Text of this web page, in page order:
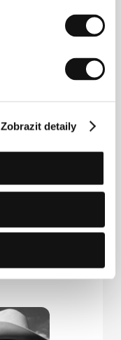
Zobrazit detaily